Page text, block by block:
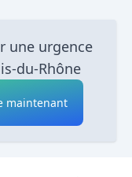
une urgence
du-Rhône
maintenant